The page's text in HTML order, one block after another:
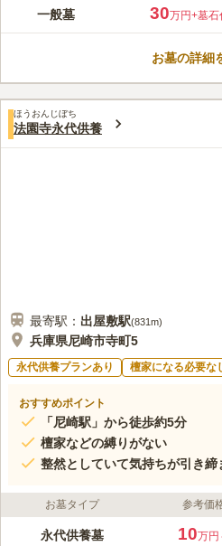
一般墓 30万円+墓石
お墓の詳細
ほうおんじぼち
法園寺永代供養
最寄駅： 出屋敷駅(831m)
兵庫県尼崎市寺町5
永代供養プランあり 檀家になる必要な
おすすめポイント
「尼崎駅」から徒歩約5分
檀家などの縛りがない
整然としていて気持ちが引き締
お墓タイプ 参考価
永代供養墓 10万円